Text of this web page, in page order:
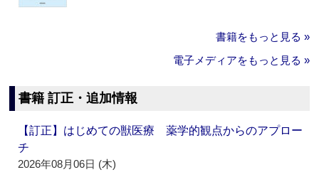
書籍をもっと見る »
電子メディアをもっと見る »
書籍 訂正・追加情報
【訂正】はじめての獣医療 薬学的観点からのアプロー
チ
2026年08月06日 (木)